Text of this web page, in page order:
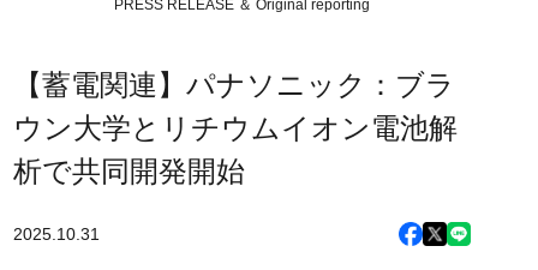
PRESS RELEASE ＆ Original reporting
【蓄電関連】パナソニック：ブラ
ウン大学とリチウムイオン電池解
析で共同開発開始
2025.10.31